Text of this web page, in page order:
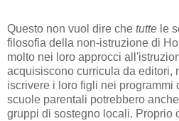
Questo non vuol dire che tutte le
filosofia della non-istruzione di
molto nei loro approcci
acquisiscono curricula da editori,
iscrivere i loro figli nei programmi
scuole parentali potrebbero
gruppi di sostegno locali. Proprio